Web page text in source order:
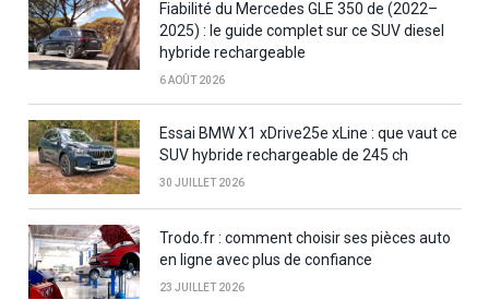
Fiabilité du Mercedes GLE 350 de (2022–
2025) : le guide complet sur ce SUV diesel
hybride rechargeable
6 AOÛT 2026
Essai BMW X1 xDrive25e xLine : que vaut ce
SUV hybride rechargeable de 245 ch
30 JUILLET 2026
Trodo.fr : comment choisir ses pièces auto
en ligne avec plus de confiance
23 JUILLET 2026